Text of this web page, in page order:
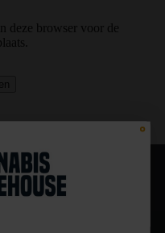
deze browser voor de